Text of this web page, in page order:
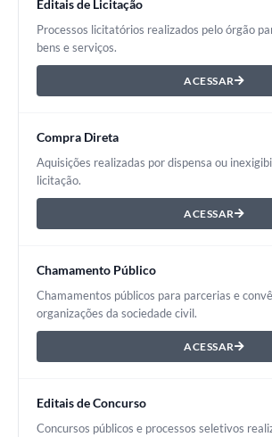
Editais de Licitação
Processos licitatórios realizados pelo órgão
bens e serviços.
ACESSAR
Compra Direta
Aquisições realizadas por dispensa ou
licitação.
ACESSAR
Chamamento Público
Chamamentos públicos para parcerias e
organizações da sociedade civil.
ACESSAR
Editais de Concurso
Concursos públicos e processos seletivos